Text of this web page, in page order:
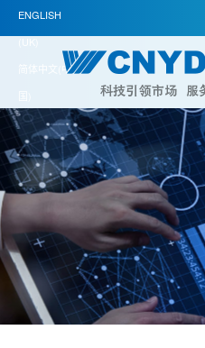
ENGLISH
(UK)
简体中文(中
国)